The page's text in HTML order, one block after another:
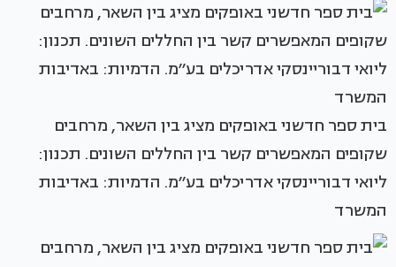
בית ספר חדשני באופקים מציג בין השאר, מרחבים
שקופים המאפשרים קשר בין החללים השונים. תכנון:
ליואי דבוריינסקי אדריכלים בע׳׳מ. הדמיות: באדיבות
המשרד